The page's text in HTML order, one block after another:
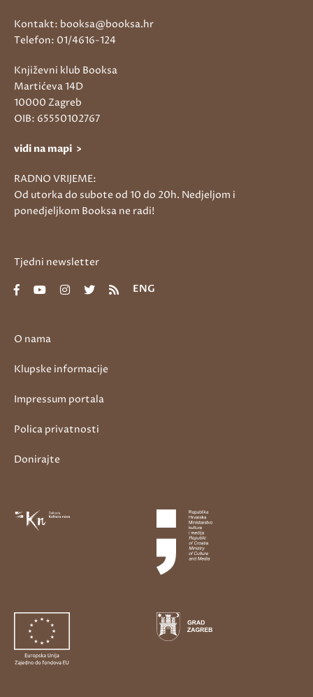
O nama
Klupske informacije
Impressum portala
Polica privatnosti
Donirajte
Kontakt: booksa@booksa.hr
Telefon: 01/4616-124
Književni klub Booksa
Martićeva 14D
10000 Zagreb
OIB: 65550102767
vidi na mapi >
RADNO VRIJEME:
Od utorka do subote od 10 do 20h. Nedjeljom i
ponedjeljkom Booksa ne radi!
Tjedni newsletter
ENG